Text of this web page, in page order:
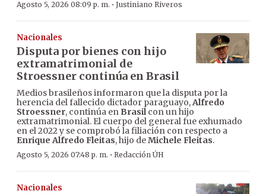
Agosto 5, 2026 08:09 p. m. · Justiniano Riveros
Nacionales
Disputa por bienes con hijo
extramatrimonial de
Stroessner continúa en Brasil
Medios brasileños informaron que la disputa por la
herencia del fallecido dictador paraguayo,Alfredo
Stroessner, continúa en Brasilcon un hijo
extramatrimonial. El cuerpo del general fue exhumado
en el 2022 y se comprobó la filiación con respecto a
Enrique Alfredo Fleitas, hijo deMichele Fleitas.
Agosto 5, 2026 07:48 p. m. · Redacción ÚH
Nacionales